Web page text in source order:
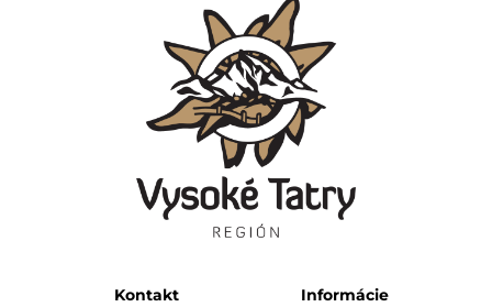
Kontakt Informácie